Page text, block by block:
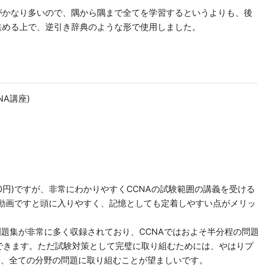
なり多いので、隅から隅まで全てを学習するというよりも、後
る上で、逆引き辞典のような形で使用しました。
講座)
)ですが、非常にわかりやすくCCNAの試験範囲の講義を受ける
画ですと頭に入りやすく、記憶としても定着しやすい点がメリッ
集が非常に多く収録されており、CCNAではおよそ半分程の問
ます。ただ試験対策として完璧に取り組むためには、やはりプ
全ての分野の問題に取り組むことが望ましいです。